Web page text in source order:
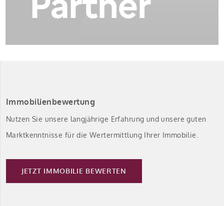
Immobilienbewertung
Nutzen Sie unsere langjährige Erfahrung und unsere guten
Marktkenntnisse für die Wertermittlung Ihrer Immobilie.
JETZT IMMOBILIE BEWERTEN